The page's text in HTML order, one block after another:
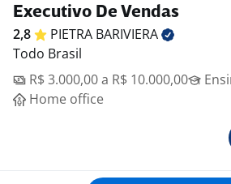
Executivo De Vendas
2,8 PIETRA BARIVIERA
Todo Brasil
R$ 3.000,00 a R$ 10.000,00
Home office